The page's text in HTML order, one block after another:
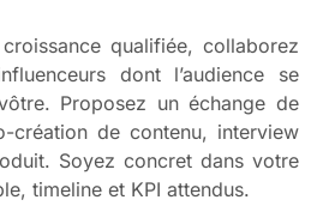
qualifiée, collaborez
dont l’audience se
Proposez un échange de
création de contenu, interview
Soyez concret dans votre
timeline et KPI attendus.